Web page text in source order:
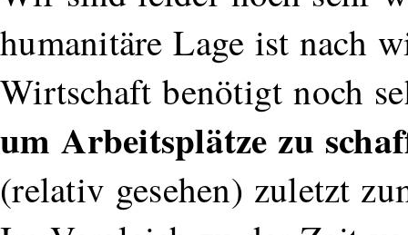
humanitäre Lage ist nach
Wirtschaft benötigt noch
um Arbeitsplätze zu
(relativ gesehen) zuletzt